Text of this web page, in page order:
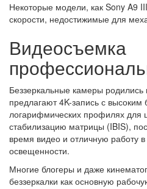
Некоторые модели, как Sony A9
скорости, недостижимые для
Видеосъемка
Беззеркальные камеры
предлагают 4K-запись с высоким
логарифмических профилях для
стабилизацию матрицы (IBIS),
время видео и отличную работу в
освещенности.
Многие блогеры и даже
беззеркалки как основную